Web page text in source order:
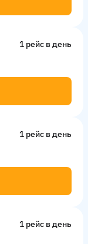
1 рейс в день
1 рейс в день
1 рейс в день